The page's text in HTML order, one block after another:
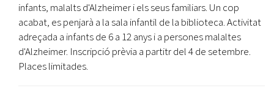
infants, malalts d'Alzheimer i els seus familiars. Un cop
acabat, es penjarà a la sala infantil de la biblioteca. Activitat
adreçada a infants de 6 a 12 anys i a persones malaltes
d'Alzheimer. Inscripció prèvia a partitr del 4 de setembre.
Places limitades.